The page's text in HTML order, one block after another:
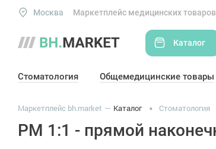
Москва Маркетплейс медицинских
Каталог
Стоматология Общемедицинские товары
Маркетплейс bh.market Каталог Стоматология
PM 1:1 - прямой